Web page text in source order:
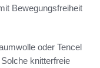
Bewegungsfreiheit
oder Tencel
knitterfreie